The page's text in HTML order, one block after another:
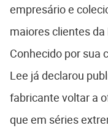
empresário e
maiores clientes da
Conhecido por sua
Lee já declarou
fabricante voltar a
que em séries